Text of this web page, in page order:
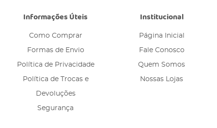
Informações Úteis
Como Comprar
Formas de Envio
Política de Privacidade
Política de Trocas e
Devoluções
Segurança
Institucional
Página Inicial
Fale Conosco
Quem Somos
Nossas Lojas